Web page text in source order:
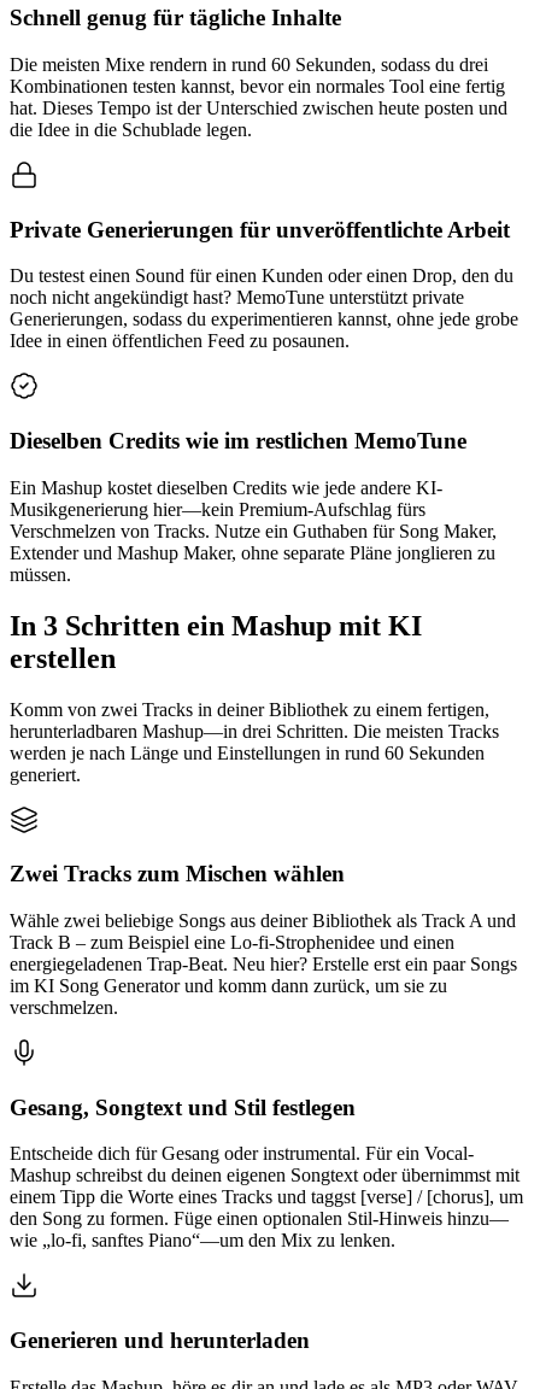
Schnell genug für tägliche Inhalte
Die meisten Mixe rendern in rund 60 Sekunden, sodass du drei
Kombinationen testen kannst, bevor ein normales Tool eine fertig
hat. Dieses Tempo ist der Unterschied zwischen heute posten und
die Idee in die Schublade legen.
Private Generierungen für unveröffentlichte Arbeit
Du testest einen Sound für einen Kunden oder einen Drop, den du
noch nicht angekündigt hast? MemoTune unterstützt private
Generierungen, sodass du experimentieren kannst, ohne jede grobe
Idee in einen öffentlichen Feed zu posaunen.
Dieselben Credits wie im restlichen MemoTune
Ein Mashup kostet dieselben Credits wie jede andere KI-
Musikgenerierung hier—kein Premium-Aufschlag fürs
Verschmelzen von Tracks. Nutze ein Guthaben für Song Maker,
Extender und Mashup Maker, ohne separate Pläne jonglieren zu
müssen.
In 3 Schritten ein Mashup mit KI
erstellen
Komm von zwei Tracks in deiner Bibliothek zu einem fertigen,
herunterladbaren Mashup—in drei Schritten. Die meisten Tracks
werden je nach Länge und Einstellungen in rund 60 Sekunden
generiert.
Zwei Tracks zum Mischen wählen
Wähle zwei beliebige Songs aus deiner Bibliothek als Track A und
Track B – zum Beispiel eine Lo-fi-Strophenidee und einen
energiegeladenen Trap-Beat. Neu hier? Erstelle erst ein paar Songs
im KI Song Generator und komm dann zurück, um sie zu
verschmelzen.
Gesang, Songtext und Stil festlegen
Entscheide dich für Gesang oder instrumental. Für ein Vocal-
Mashup schreibst du deinen eigenen Songtext oder übernimmst mit
einem Tipp die Worte eines Tracks und taggst [verse] / [chorus], um
den Song zu formen. Füge einen optionalen Stil-Hinweis hinzu—
wie „lo-fi, sanftes Piano“—um den Mix zu lenken.
Generieren und herunterladen